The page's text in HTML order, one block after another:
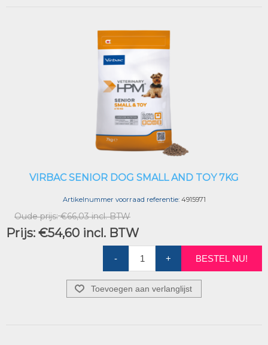
VIRBAC SENIOR DOG SMALL AND TOY 7KG
Artikelnummer voorraad referentie: 4915971
Oude prijs: €66,03 incl. BTW
Prijs: €54,60 incl. BTW
- + BESTEL NU!
Toevoegen aan verlanglijst